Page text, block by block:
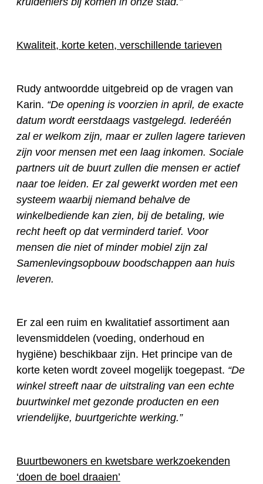
Kwaliteit, korte keten, verschillende tarieven
Rudy antwoordde uitgebreid op de vragen van
Karin. “De opening is voorzien in april, de exacte
datum wordt eerstdaags vastgelegd. Iederéén
zal er welkom zijn, maar er zullen lagere tarieven
zijn voor mensen met een laag inkomen. Sociale
partners uit de buurt zullen die mensen er actief
naar toe leiden. Er zal gewerkt worden met een
systeem waarbij niemand behalve de
winkelbediende kan zien, bij de betaling, wie
recht heeft op dat verminderd tarief. Voor
mensen die niet of minder mobiel zijn zal
Samenlevingsopbouw boodschappen aan huis
leveren.
Er zal een ruim en kwalitatief assortiment aan
levensmiddelen (voeding, onderhoud en
hygiëne) beschikbaar zijn. Het principe van de
korte keten wordt zoveel mogelijk toegepast. “De
winkel streeft naar de uitstraling van een echte
buurtwinkel met gezonde producten en een
vriendelijke, buurtgerichte werking.”
Buurtbewoners en kwetsbare werkzoekenden
‘doen de boel draaien’